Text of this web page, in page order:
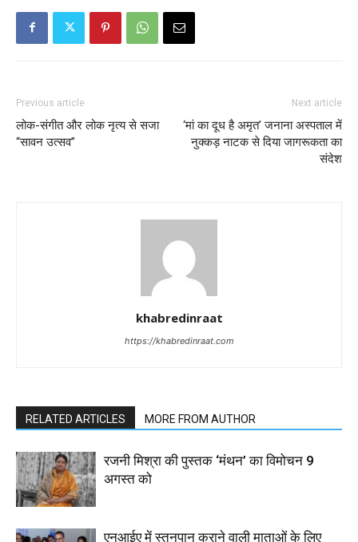
Previous article
लोक-संगीत और लोक नृत्य से सजा
“सावन उत्सव”
Next article
‘मां का दूध है अमृत’ जनाना अस्पताल में
नुक्कड़ नाटक से दिया जागरूकता का
संदेश
khabredinraat
https://khabredinraat.com
RELATED ARTICLES MORE FROM AUTHOR
रजनी मिश्रा की पुस्तक ‘मंथन’ का विमोचन 9
अगस्त को
एनआईए में स्तनपान कराने वाली माताओं के लिए